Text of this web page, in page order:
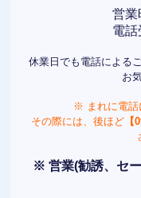
営業
電話
休業日でも電話による
お
※ まれに電話
その際には、後ほど【
※ 営業(勧誘、セ